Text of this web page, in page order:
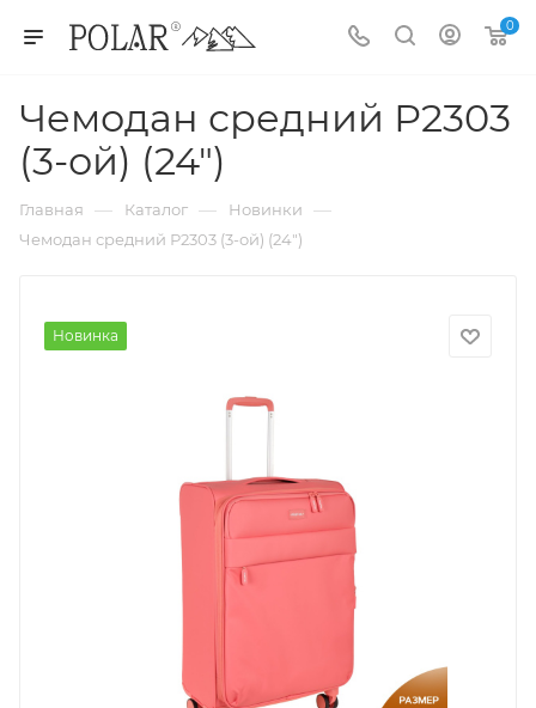
0
Чемодан средний Р2303
(3-ой) (24")
Главная — Каталог — Новинки —
Чемодан средний Р2303 (3-ой) (24")
Новинка